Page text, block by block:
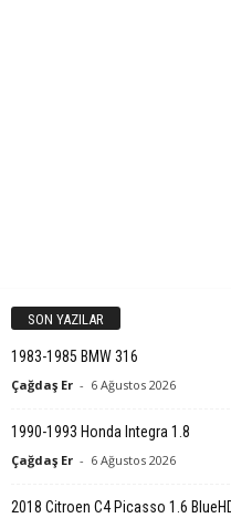
SON YAZILAR
1983-1985 BMW 316
Çağdaş Er - 6 Ağustos 2026
1990-1993 Honda Integra 1.8
Çağdaş Er - 6 Ağustos 2026
2018 Citroen C4 Picasso 1.6